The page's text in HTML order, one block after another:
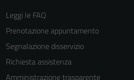
Leggi le FAQ
Prenotazione appuntamento
Segnalazione disservizio
Richiesta assistenza
Amministrazione trasparente